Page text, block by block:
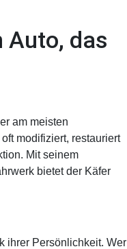
Auto, das
am meisten
modifiziert, restauriert
Mit seinem
bietet der Käfer
ihrer Persönlichkeit. Wer